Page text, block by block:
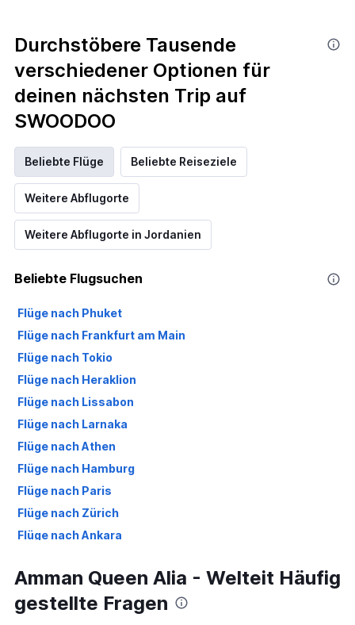
Durchstöbere Tausende
verschiedener Optionen für
deinen nächsten Trip auf
SWOODOO
Beliebte Flüge Beliebte Reiseziele
Weitere Abflugorte
Weitere Abflugorte in Jordanien
Beliebte Flugsuchen
Flüge nach Phuket
Flüge nach Frankfurt am Main
Flüge nach Tokio
Flüge nach Heraklion
Flüge nach Lissabon
Flüge nach Larnaka
Flüge nach Athen
Flüge nach Hamburg
Flüge nach Paris
Flüge nach Zürich
Flüge nach Ankara
Flüge nach Düsseldorf
Flüge nach Antalya
Amman Queen Alia - Welteit Häufig
gestellte Fragen